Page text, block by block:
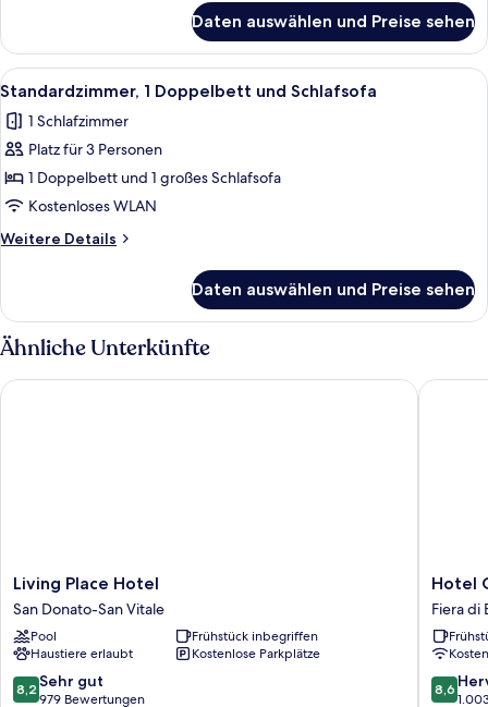
1
Queen-
Bett,
Daten auswählen und Preise sehen
Alle
Fotos
für
Standardzimmer,
1 Doppelbett
und
Schlafsofa
anzeigen
Ein Hotelzimmer mit zwei Betten,
11
Standardzimmer, 1 Doppelbett und Schlafsofa
1 Schlafzimmer
Platz für 3 Personen
1 Doppelbett und 1 großes Schlafsofa
Kostenloses WLAN
Weitere Details
Weitere
1 Doppelbett
und
Schlafsofa
Daten auswählen und Preise sehen
Ähnliche Unterkünfte
Living
Place
Hotel
San
Donato-
San
Vitale
Living Place Hotel
San Donato-San Vitale
Pool
Frühstück inbegriffen
Haustiere erlaubt
Kostenlose Parkplätze
8.2
von
8,2 Sehr gut
979 Bewertungen
Living Place Hotel
Hotel
Bologna
Fiera
di
Bologna
Hotel
Fiera di
8.6
von
8,6
Hotel